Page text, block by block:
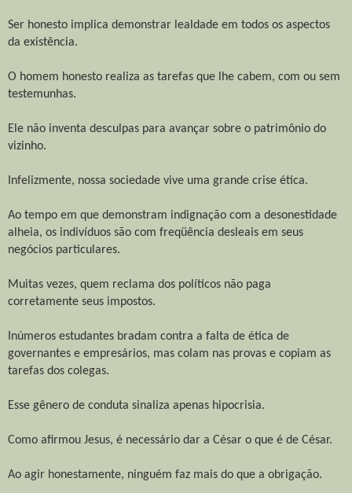
Ser honesto implica demonstrar lealdade em todos os aspectos
da existência.
O homem honesto realiza as tarefas que lhe cabem, com ou sem
testemunhas.
Ele não inventa desculpas para avançar sobre o patrimônio do
vizinho.
Infelizmente, nossa sociedade vive uma grande crise ética.
Ao tempo em que demonstram indignação com a desonestidade
alheia, os indivíduos são com freqüência desleais em seus
negócios particulares.
Muitas vezes, quem reclama dos políticos não paga
corretamente seus impostos.
Inúmeros estudantes bradam contra a falta de ética de
governantes e empresários, mas colam nas provas e copiam as
tarefas dos colegas.
Esse gênero de conduta sinaliza apenas hipocrisia.
Como afirmou Jesus, é necessário dar a César o que é de César.
Ao agir honestamente, ninguém faz mais do que a obrigação.